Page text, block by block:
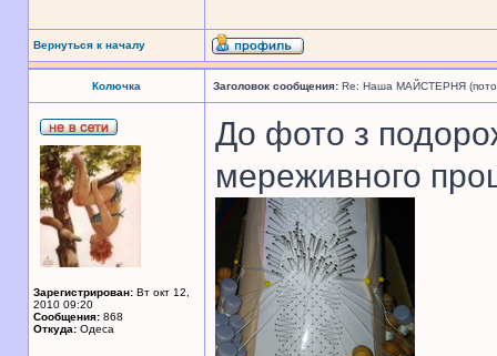
Вернуться к началу
Колючка Заголовок сообщения: Re: Наша МАЙСТЕРНЯ
Зарегистрирован: Вт окт 12,
2010 09:20
Сообщения: 868
Откуда: Одеса
До фото з
мереживного